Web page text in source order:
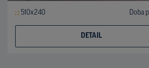
510x240 Doba
DETAIL